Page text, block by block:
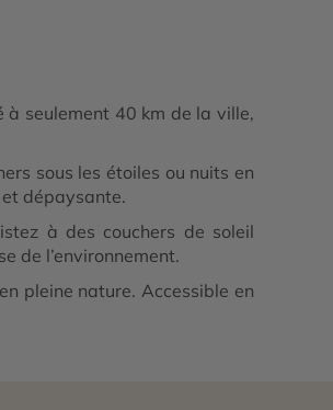
à seulement 40 km de la ville,
sous les étoiles ou nuits en
dépaysante.
à des couchers de soleil
de l’environnement.
pleine nature. Accessible en